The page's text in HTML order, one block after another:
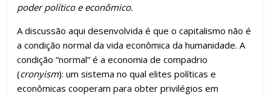
poder político e econômico.
A discussão aqui desenvolvida é que o capitalismo não é
a condição normal da vida econômica da humanidade. A
condição “normal” é a economia de compadrio
(cronyism): um sistema no qual elites políticas e
econômicas cooperam para obter privilégios em